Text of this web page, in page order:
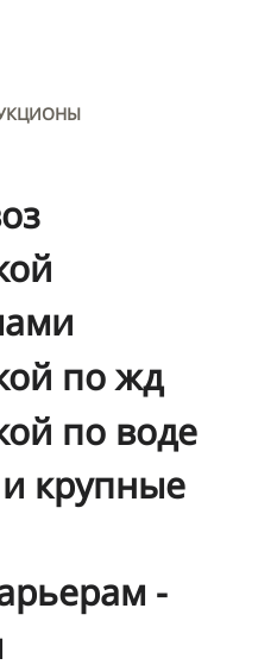
по жд
по воде
крупные
-